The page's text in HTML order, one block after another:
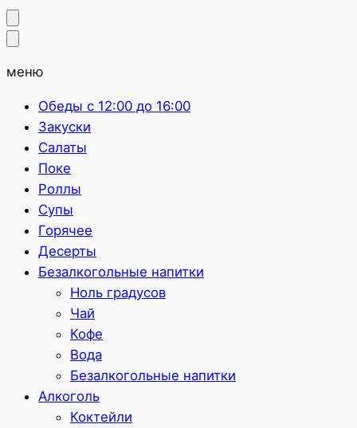
меню
Обеды с 12:00 до 16:00
Закуски
Салаты
Поке
Роллы
Супы
Горячее
Десерты
Безалкогольные напитки
Ноль градусов
Чай
Кофе
Вода
Безалкогольные напитки
Алкоголь
Коктейли